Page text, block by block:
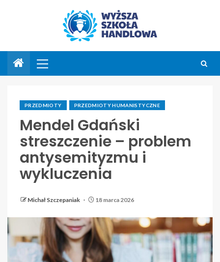
PRZEDMIOTY PRZEDMIOTY HUMANISTYCZNE
Mendel Gdański
streszczenie – problem
antysemityzmu i
wykluczenia
Michał Szczepaniak 18 marca 2026